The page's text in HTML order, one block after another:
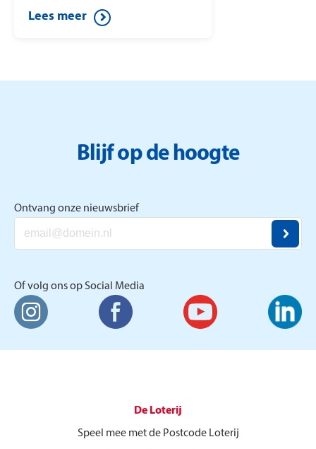
Miljoenenjacht. Ze speelt de halve
finale tegen Berteld uit Gorssel en
Lees meer
Blijf op de hoogte
Ontvang onze nieuwsbrief
Of volg ons op Social Media
De Loterij
Speel mee met de Postcode Loterij